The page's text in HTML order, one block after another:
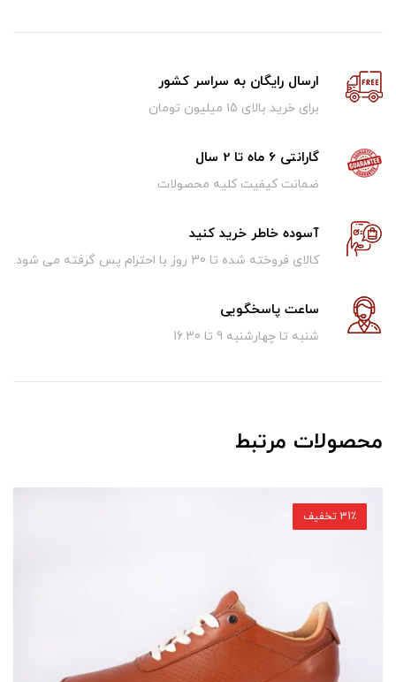
ارسال رایگان به سراسر کشور
برای خرید بالای ۱5 میلیون تومان
گارانتی 6 ماه تا 2 سال
ضمانت کیفیت کلیه محصولات
آسوده خاطر خرید کنید
کالای فروخته شده تا 30 روز با احترام پس گرفته می شود.
ساعت پاسخگویی
شنبه تا چهارشنبه 9 تا 16.30
محصولات مرتبط
31٪ تخفیف